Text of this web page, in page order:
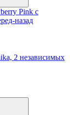
Pink с
назад